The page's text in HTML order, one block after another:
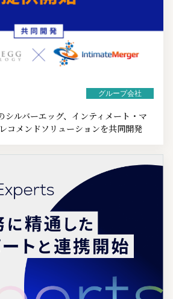
グループ会社
シルバーエッグ、インティメート・マ
コメンドソリューションを共同開発